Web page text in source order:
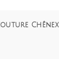
Chênex